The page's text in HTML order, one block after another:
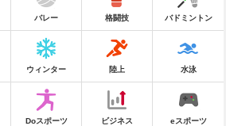
バレー 格闘技 バドミントン
ウィンター 陸上 水泳
Doスポーツ ビジネス eスポーツ